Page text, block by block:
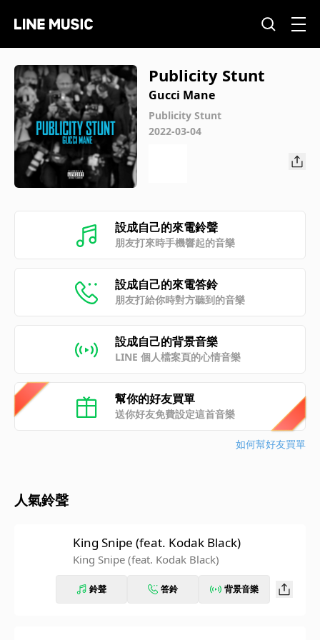
Publicity Stunt
Gucci Mane
Publicity Stunt
2022-03-04
設成自己的來電鈴聲
朋友打來時手機響起的音樂
設成自己的來電答鈴
朋友打給你時對方聽到的音樂
設成自己的背景音樂
LINE 個人檔案頁的心情音樂
幫你的好友買單
送你好友免費設定這首音樂
如何幫好友買單
人氣鈴聲
King Snipe (feat. Kodak Black)
King Snipe (feat. Kodak Black)
鈴聲 答鈴 背景音樂